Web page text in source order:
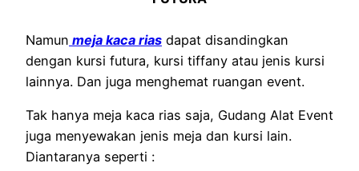
Namun meja kaca rias dapat disandingkan
dengan kursi futura, kursi tiffany atau jenis kursi
lainnya. Dan juga menghemat ruangan event.
Tak hanya meja kaca rias saja, Gudang Alat Event
juga menyewakan jenis meja dan kursi lain.
Diantaranya seperti :